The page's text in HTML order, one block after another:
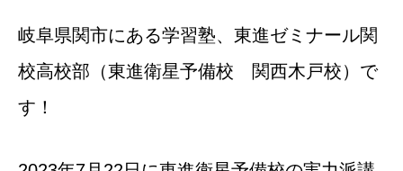
岐阜県関市にある学習塾、東進ゼミナール関
校高校部（東進衛星予備校 関西木戸校）で
す！